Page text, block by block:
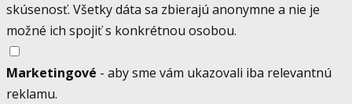
skúsenosť. Všetky dáta sa zbierajú anonymne a nie je
možné ich spojiť s konkrétnou osobou.
Marketingové - aby sme vám ukazovali iba relevantnú
reklamu.